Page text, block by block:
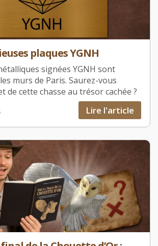
plaques YGNH
signées YGNH sont
murs de Paris. Saurez-vous
de cette chasse au trésor cachée ?
Lire l'article